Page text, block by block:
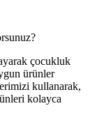
çocukluk
ürünler
kullanarak,
kolayca